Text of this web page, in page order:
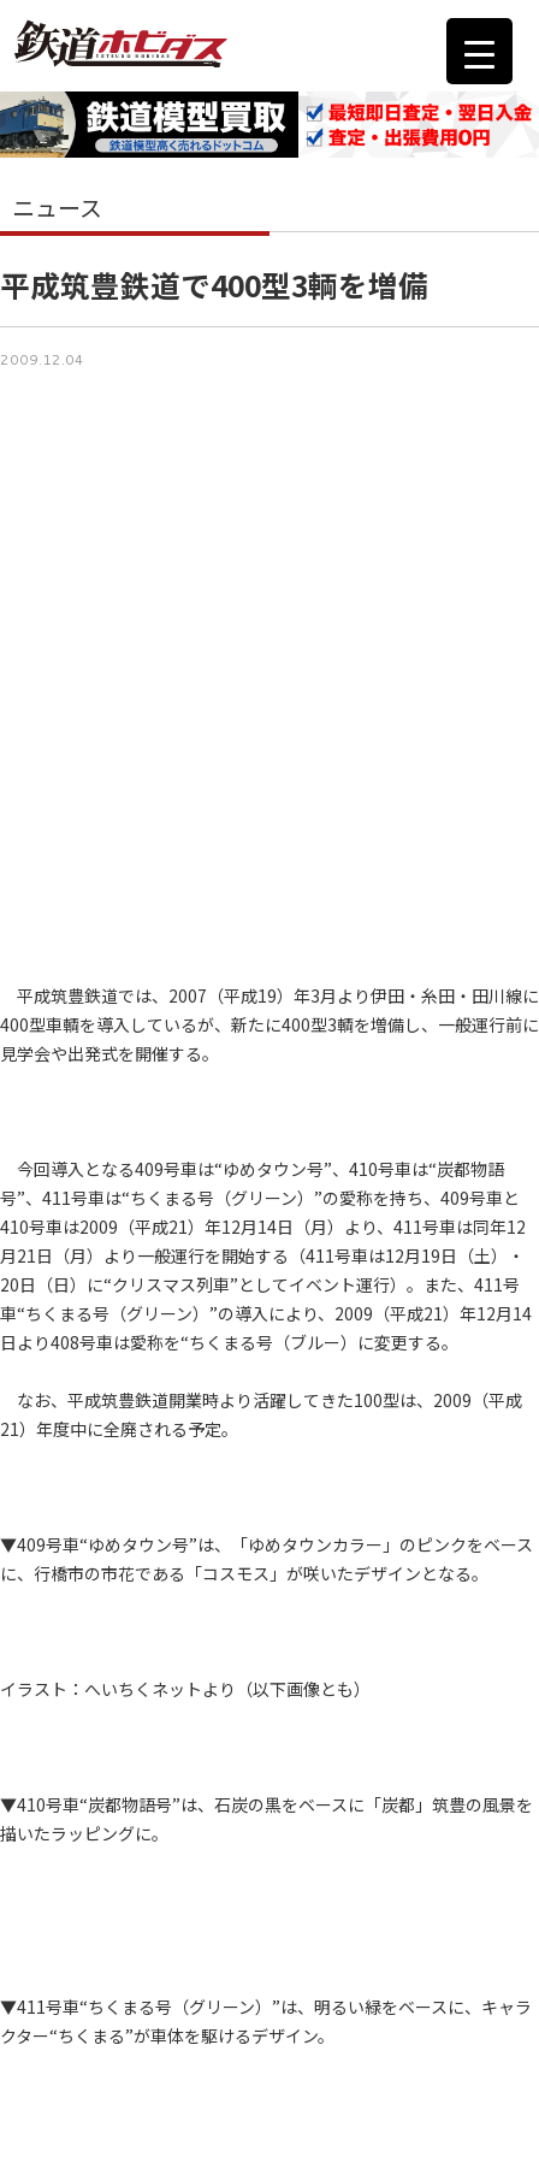
ニュース
平成筑豊鉄道で400型3輌を増備
2009.12.04
平成筑豊鉄道では、2007（平成19）年3月より伊田・糸田・田川線に
400型車輌を導入しているが、新たに400型3輌を増備し、一般運行前に
見学会や出発式を開催する。
今回導入となる409号車は“ゆめタウン号”、410号車は“炭都物語
号”、411号車は“ちくまる号（グリーン）”の愛称を持ち、409号車と
410号車は2009（平成21）年12月14日（月）より、411号車は同年12
月21日（月）より一般運行を開始する（411号車は12月19日（土）・
20日（日）に“クリスマス列車”としてイベント運行）。また、411号
車“ちくまる号（グリーン）”の導入により、2009（平成21）年12月14
日より408号車は愛称を“ちくまる号（ブルー）に変更する。
なお、平成筑豊鉄道開業時より活躍してきた100型は、2009（平成
21）年度中に全廃される予定。
▼409号車“ゆめタウン号”は、「ゆめタウンカラー」のピンクをベース
に、行橋市の市花である「コスモス」が咲いたデザインとなる。
イラスト：へいちくネットより（以下画像とも）
▼410号車“炭都物語号”は、石炭の黒をベースに「炭都」筑豊の風景を
描いたラッピングに。
▼411号車“ちくまる号（グリーン）”は、明るい緑をベースに、キャラ
クター“ちくまる”が車体を駆けるデザイン。